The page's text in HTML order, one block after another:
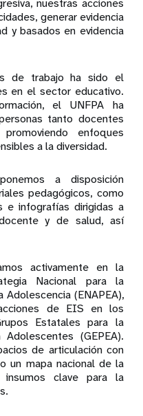
nuestras acciones
generar evidencia
y basados en evidencia
de trabajo ha sido el
en el sector educativo.
el UNFPA ha
tanto docentes
enfoques
a la diversidad.
a disposición
pedagógicos, como
e infografías dirigidas a
y de salud, así
activamente en la
Nacional para la
(ENAPEA),
de EIS en los
Estatales para la
(GEPEA).
de articulación con
un mapa nacional de la
clave para la